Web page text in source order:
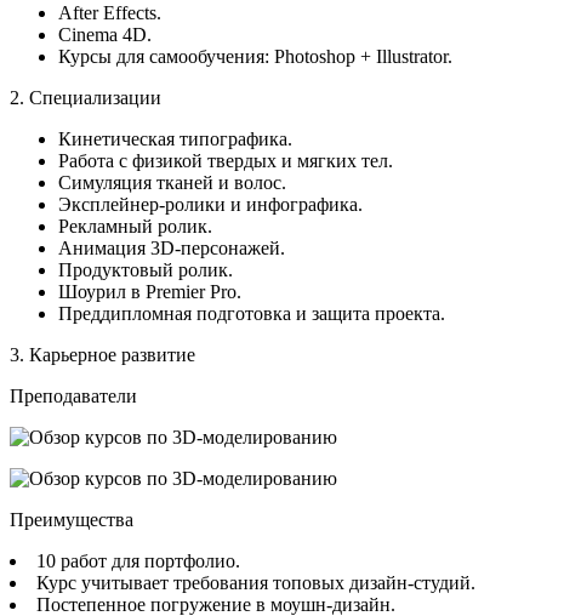
After Effects.
Cinema 4D.
Курсы для самообучения: Photoshop + Illustrator.
2. Специализации
Кинетическая типографика.
Работа с физикой твердых и мягких тел.
Симуляция тканей и волос.
Эксплейнер-ролики и инфографика.
Рекламный ролик.
Анимация 3D-персонажей.
Продуктовый ролик.
Шоурил в Premier Pro.
Преддипломная подготовка и защита проекта.
3. Карьерное развитие
Преподаватели
Преимущества
10 работ для портфолио.
Курс учитывает требования топовых дизайн-студий.
Постепенное погружение в моушн-дизайн.